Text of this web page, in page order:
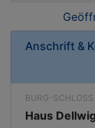
Anschrift &
BURG-SCHLOSS
Haus Dellwig